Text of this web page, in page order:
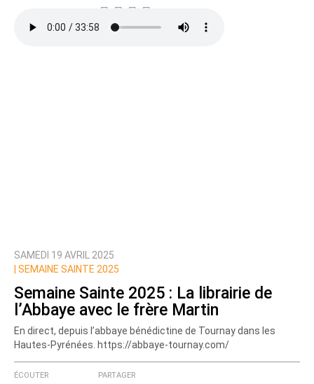
SAMEDI 19 AVRIL 2025
SEMAINE SAINTE 2025
Semaine Sainte 2025 : La librairie de
l’Abbaye avec le frère Martin
En direct, depuis l’abbaye bénédictine de Tournay dans les
Hautes-Pyrénées. https://abbaye-tournay.com/
ÉCOUTER PARTAGER